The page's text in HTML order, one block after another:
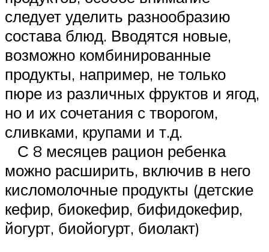
следует уделить разнообразию
состава блюд. Вводятся новые,
возможно комбинированные
продукты, например, не только
пюре из различных фруктов и ягод,
но и их сочетания с творогом,
сливками, крупами и т.д.
С 8 месяцев рацион ребенка
можно расширить, включив в него
кисломолочные продукты (детские
кефир, биокефир, бифидокефир,
йогурт, биойогурт, биолакт)